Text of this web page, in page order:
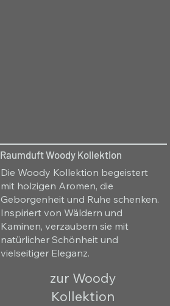
Raumduft Woody Kollektion
Die Woody Kollektion begeistert
mit holzigen Aromen, die
Geborgenheit und Ruhe schenken.
Inspiriert von Wäldern und
Kaminen, verzaubern sie mit
natürlicher Schönheit und
vielseitiger Eleganz.
zur Woody
Kollektion